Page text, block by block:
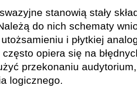
stanowią stały
do nich schematy
i płytkiej
opiera się na
przekonaniu
logicznego.